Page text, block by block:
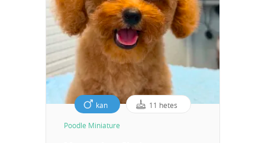
kan 11 hetes
Poodle Miniature